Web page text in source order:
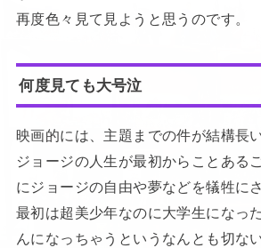
再度色々見て見ようと思うのです。
何度見ても大号泣
映画的には、主題までの件が結構長
ジョージの人生が最初からことある
にジョージの自由や夢などを犠牲に
最初は超美少年なのに大学生になっ
んになっちゃうというなんとも切な